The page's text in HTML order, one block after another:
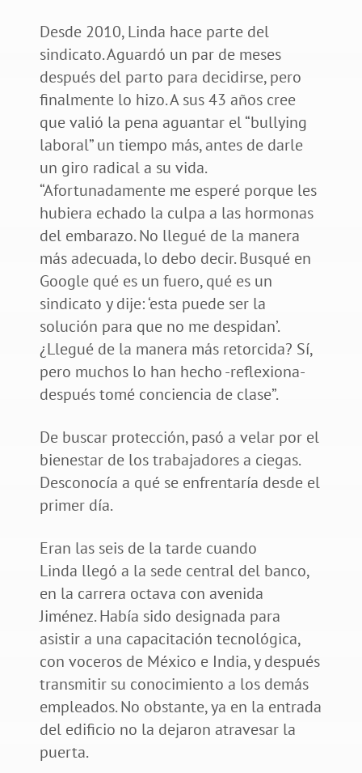
Desde 2010, Linda hace parte del
sindicato. Aguardó un par de meses
después del parto para decidirse, pero
finalmente lo hizo. A sus 43 años cree
que valió la pena aguantar el “bullying
laboral” un tiempo más, antes de darle
un giro radical a su vida.
“Afortunadamente me esperé porque les
hubiera echado la culpa a las hormonas
del embarazo. No llegué de la manera
más adecuada, lo debo decir. Busqué en
Google qué es un fuero, qué es un
sindicato y dije: ‘esta puede ser la
solución para que no me despidan’.
¿Llegué de la manera más retorcida? Sí,
pero muchos lo han hecho -reflexiona-
después tomé conciencia de clase”.
De buscar protección, pasó a velar por el
bienestar de los trabajadores a ciegas.
Desconocía a qué se enfrentaría desde el
primer día.
Eran las seis de la tarde cuando
Linda llegó a la sede central del banco,
en la carrera octava con avenida
Jiménez. Había sido designada para
asistir a una capacitación tecnológica,
con voceros de México e India, y después
transmitir su conocimiento a los demás
empleados. No obstante, ya en la entrada
del edificio no la dejaron atravesar la
puerta.